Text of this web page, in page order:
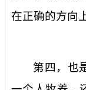
在正确的方向
第四，也